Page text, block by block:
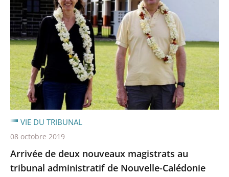
Arrivée de deux nouveaux magistrats au
tribunal administratif de Nouvelle-Calédonie
VIE DU TRIBUNAL
08 octobre 2019